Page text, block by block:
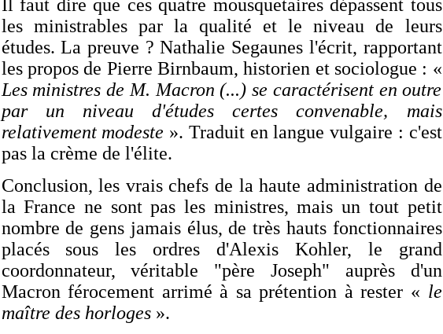
Il faut dire que ces quatre mousquetaires dépassent tous
les ministrables par la qualité et le niveau de leurs
études. La preuve ? Nathalie Segaunes l'écrit, rapportant
les propos de Pierre Birnbaum, historien et sociologue : «
Les ministres de M. Macron (...) se caractérisent en outre
par un niveau d'études certes convenable, mais
relativement modeste ». Traduit en langue vulgaire : c'est
pas la crème de l'élite.
Conclusion, les vrais chefs de la haute administration de
la France ne sont pas les ministres, mais un tout petit
nombre de gens jamais élus, de très hauts fonctionnaires
placés sous les ordres d'Alexis Kohler, le grand
coordonnateur, véritable "père Joseph" auprès d'un
Macron férocement arrimé à sa prétention à rester « le
maître des horloges ».